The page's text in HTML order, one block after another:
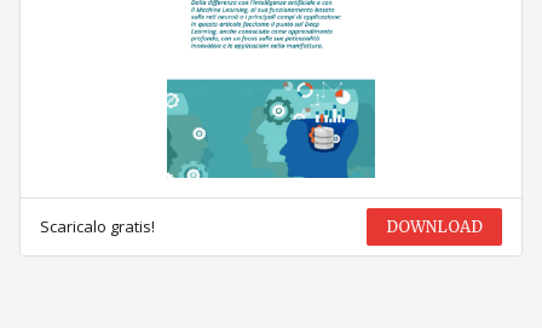
Scaricalo gratis! DOWNLOAD